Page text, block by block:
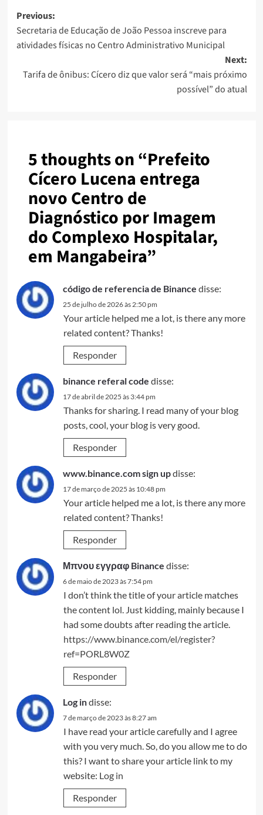
Post
navigation
Previous:
Secretaria de Educação de João Pessoa inscreve para
atividades físicas no Centro Administrativo Municipal
Next:
Tarifa de ônibus: Cícero diz que valor será “mais próximo
possível” do atual
5 thoughts on “Prefeito
Cícero Lucena entrega
novo Centro de
Diagnóstico por Imagem
do Complexo Hospitalar,
em Mangabeira”
código de referencia de Binance disse:
25 de julho de 2026 às 2:50 pm
Your article helped me a lot, is there any more
related content? Thanks!
Responder
binance referal code disse:
17 de abril de 2025 às 3:44 pm
Thanks for sharing. I read many of your blog
posts, cool, your blog is very good.
Responder
www.binance.com sign updisse:
17 de março de 2025 às 10:48 pm
Your article helped me a lot, is there any more
related content? Thanks!
Responder
Μπνου εγγραφ Binance disse:
6 de maio de 2023 às 7:54 pm
I don’t think the title of your article matches
the content lol. Just kidding, mainly because I
had some doubts after reading the article.
https://www.binance.com/el/register?
ref=PORL8W0Z
Responder
Log indisse:
7 de março de 2023 às 8:27 am
I have read your article carefully and I agree
with you very much. So, do you allow me to do
this? I want to share your article link to my
website: Log in
Responder